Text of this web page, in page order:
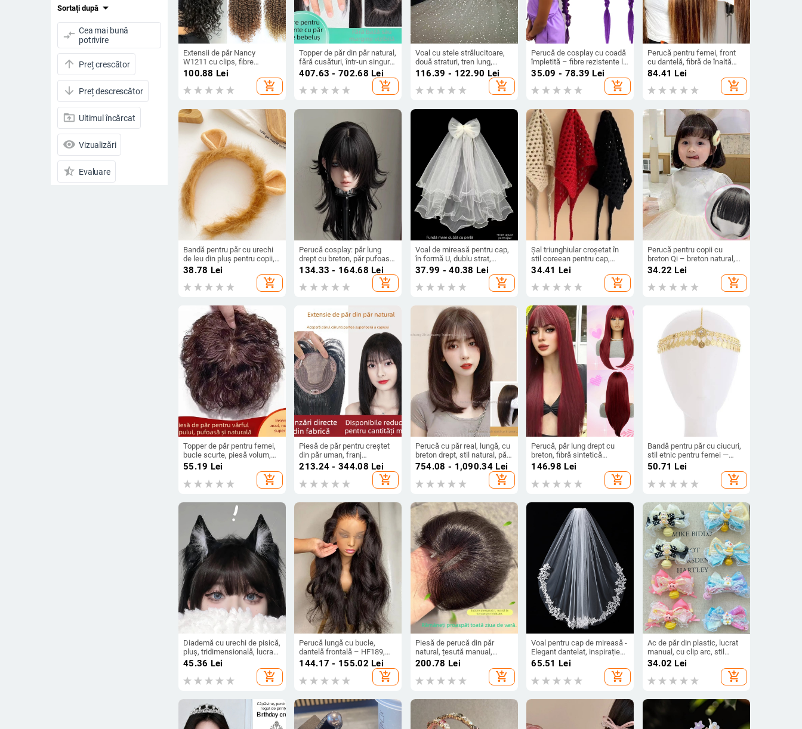
Sortați după arrow_drop_down
compare_arrows Cea mai bună
potrivire
arrow_upward Preț crescător
arrow_downward Preț descrescător
drive_folder_upload Ultimul încărcat
visibility Vizualizări
star_half Evaluare
Extensii de păr Nancy
W1211 cu clips, fibre
sintetice rezistente la
temperatură, volum, pot fi
vopsite și permutate
100.88 Lei
add_shopping_cart
Topper de păr din păr natural,
fără cusături, într-un singur
bloc, complet lucrat manual,
oferă volum și acoperire a
părului alb, breton drept sau
407.63 - 702.68 Lei
add_shopping_cart
Voal cu stele strălucitoare,
două straturi, tren lung,
accesoriu pentru păr
mireasă în stil pădure
116.39 - 122.90 Lei
add_shopping_cart
Perucă de cosplay cu coadă
împletită – fibre rezistente la
căldură, mecanism de
construcție
35.09 - 78.39 Lei
add_shopping_cart
Perucă pentru femei, front
cu dantelă, fibră de înaltă
temperatură, păr lung drept,
parte centrală
84.41 Lei
add_shopping_cart
Bandă pentru păr cu urechi
de leu din pluș pentru copii,
accesoriu drăguț pentru
cosplay
38.78 Lei
add_shopping_cart
Perucă cosplay: păr lung
drept cu breton, păr pufoasă,
stratificat, perucă completă,
simulare 2D cosplay, fibre
rezistente la temperaturi
134.33 - 164.68 Lei
add_shopping_cart
Voal de mireasă pentru cap,
în formă U, dublu strat,
tricotat, stil feeric, pentru
ședința foto de nuntă
37.99 - 40.38 Lei
add_shopping_cart
Șal triunghiular croșetat în
stil coreean pentru cap,
unisex, cu plasă goală,
accesorii pentru bentiță de
păr, primăvara 2025
34.41 Lei
add_shopping_cart
Perucă pentru copii cu
breton Qi – breton natural,
pentru fetițe, nu se vopsește
și nu se face perm
34.22 Lei
add_shopping_cart
Topper de păr pentru femei,
bucle scurte, piesă volum,
fibre rezistente la
mecanism de atașare
55.19 Lei
add_shopping_cart
Piesă de păr pentru creștet
din păr uman, franj
franțuzesc, capac în formă
de T, piesă unică, păr lung
drept, 20–40 cm
213.24 - 344.08 Lei
add_shopping_cart
Perucă cu păr real, lungă, cu
breton drept, stil natural, păr
uman, poate fi vopsită sau
754.08 - 1,090.34Lei
add_shopping_cart
Perucă, păr lung drept cu
breton, fibră sintetică
rezistentă la temperaturi,
model G924, breton drept
sau înclinat, conferă volum
146.98 Lei
add_shopping_cart
Bandă pentru păr cu ciucuri,
stil etnic pentru femei —
material: Altul; categorie:
Toamnă 2024.
50.71 Lei
add_shopping_cart
Diademă cu urechi de pisică,
pluș, tridimensională, lucrată
manual, stil coreean,
feminine
45.36 Lei
add_shopping_cart
Perucă lungă cu bucle,
dantelă frontală – HF189,
fibră la temperaturi înalte,
aspect natural, stil exotic
144.17 - 155.02 Lei
add_shopping_cart
Piesă de perucă din păr
natural, țesută manual,
breton în formă de opt
(lanugo) pentru acoperirea
liniei părului; invizibil, natural,
ușor și respirabil (Material:
Vopsire/coafare permisă;
Tip păr: drept)
200.78 Lei
add_shopping_cart
Voal pentru cap de mireasă -
Elegant dantelat, inspirație
vintage; Material: Țesătură;
An/Sezon: Vară 2024
65.51 Lei
add_shopping_cart
Ac de păr din plastic, lucrat
manual, cu clip arc, stil
coreean pentru copii, motiv
34.02 Lei
add_shopping_cart